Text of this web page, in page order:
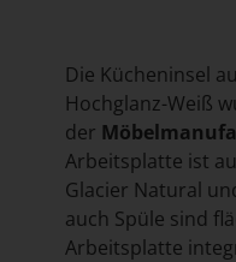
Die Kücheninsel
Hochglanz-Weiß
der
Arbeitsplatte ist
Glacier Natural
auch Spüle sind
Arbeitsplatte